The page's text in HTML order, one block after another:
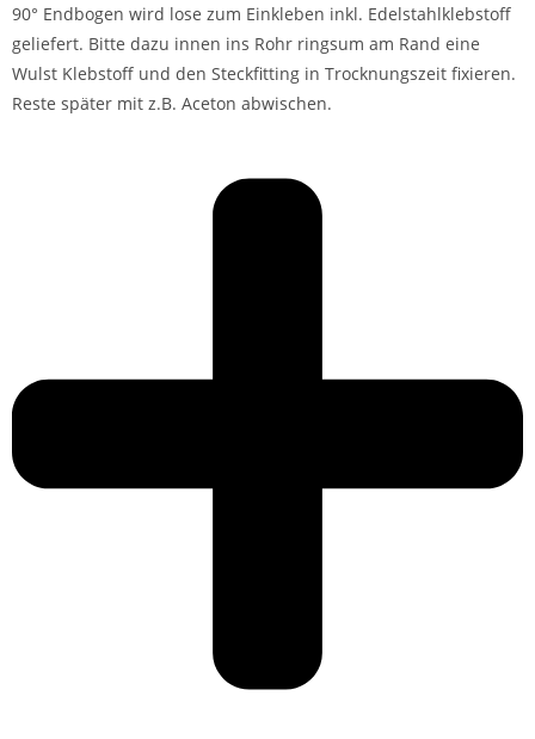
90° Endbogen wird lose zum Einkleben inkl. Edelstahlklebstoff
geliefert. Bitte dazu innen ins Rohr ringsum am Rand eine
Wulst Klebstoff und den Steckfitting in Trocknungszeit fixieren.
Reste später mit z.B. Aceton abwischen.